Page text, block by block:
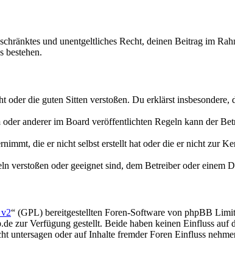
und unentgeltliches Recht, deinen Beitrag im
bestehen.
die guten Sitten verstoßen. Du erklärst insbesondere,
anderer im Board veröffentlichten Regeln kann der
die er nicht selbst erstellt hat oder die er nicht zur
verstoßen oder geeignet sind, dem Betreiber oder einem
“ (GPL) bereitgestellten Foren-Software von phpBB
zur Verfügung gestellt. Beide haben keinen Einfluss
untersagen oder auf Inhalte fremder Foren Einfluss